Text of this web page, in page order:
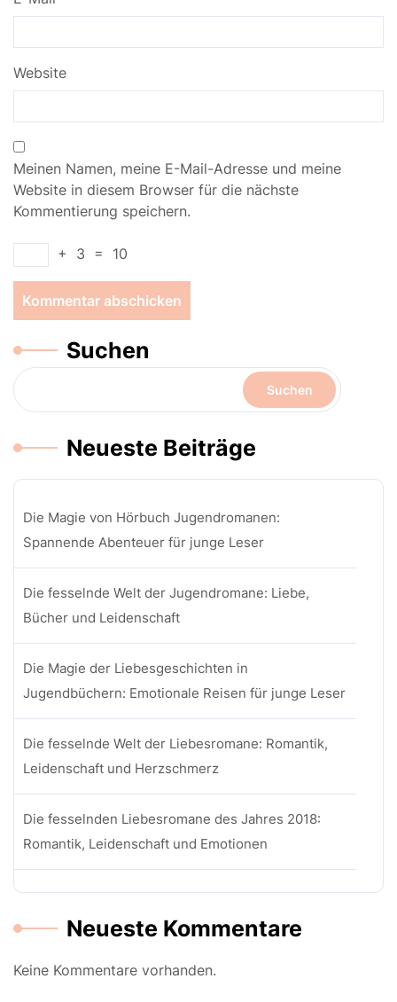
Website
Meinen Namen, meine E-Mail-Adresse und meine
Website in diesem Browser für die nächste
Kommentierung speichern.
+ 3 = 10
Suchen
Suchen
Neueste Beiträge
Die Magie von Hörbuch Jugendromanen:
Spannende Abenteuer für junge Leser
Die fesselnde Welt der Jugendromane: Liebe,
Bücher und Leidenschaft
Die Magie der Liebesgeschichten in
Jugendbüchern: Emotionale Reisen für junge Leser
Die fesselnde Welt der Liebesromane: Romantik,
Leidenschaft und Herzschmerz
Die fesselnden Liebesromane des Jahres 2018:
Romantik, Leidenschaft und Emotionen
Neueste Kommentare
Keine Kommentare vorhanden.